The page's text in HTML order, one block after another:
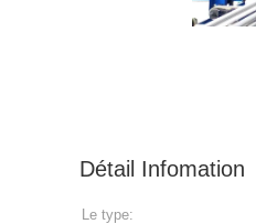
Détail Infomation
Le type: